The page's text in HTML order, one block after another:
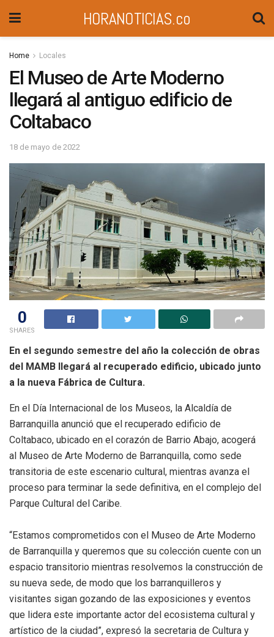
HORANOTICIAS.co
Home Locales
El Museo de Arte Moderno
llegará al antiguo edificio de
Coltabaco
18 de mayo de 2022
0
SHARES
En el segundo semestre del año la colección de obras
del MAMB llegará al recuperado edificio, ubicado junto
a la nueva Fábrica de Cultura.
En el Día Internacional de los Museos, la Alcaldía de
Barranquilla anunció que el recuperado edificio de
Coltabaco, ubicado en el corazón de Barrio Abajo, acogerá
al Museo de Arte Moderno de Barranquilla, como sede
transitoria de este escenario cultural, mientras avanza el
proceso para terminar la sede definitiva, en el complejo del
Parque Cultural del Caribe.
“Estamos comprometidos con el Museo de Arte Moderno
de Barranquilla y queremos que su colección cuente con un
espacio transitorio mientras resolvemos la construcción de
su nueva sede, de modo que los barranquilleros y
visitantes sigan gozando de las exposiciones y eventos
que lidera este importante actor del ecosistema cultural y
artístico de la ciudad”, expresó la secretaria de Cultura y